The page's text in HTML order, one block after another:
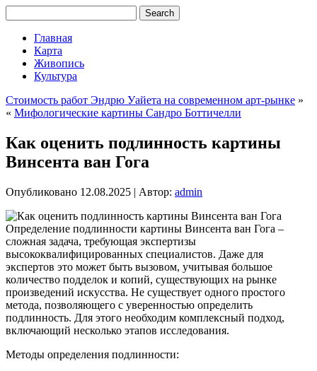
Главная
Карта
Живопись
Культура
Стоимость работ Эндрю Уайета на современном арт-рынке »
« Мифологические картины Сандро Боттичелли
Как оценить подлинность картины
Винсента ван Гога
Опубликовано 12.08.2025 | Автор: admin
Определение подлинности картины Винсента ван Гога –
сложная задача, требующая экспертизы
высококвалифицированных специалистов. Даже для
экспертов это может быть вызовом, учитывая большое
количество подделок и копий, существующих на рынке
произведений искусства. Не существует одного простого
метода, позволяющего с уверенностью определить
подлинность. Для этого необходим комплексный подход,
включающий несколько этапов исследования.
Методы определения подлинности: